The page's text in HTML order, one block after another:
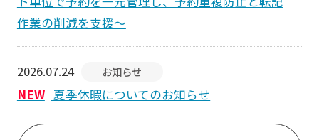
作業の削減を支援～
2026.07.24 お知らせ
NEW 夏季休暇についてのお知らせ